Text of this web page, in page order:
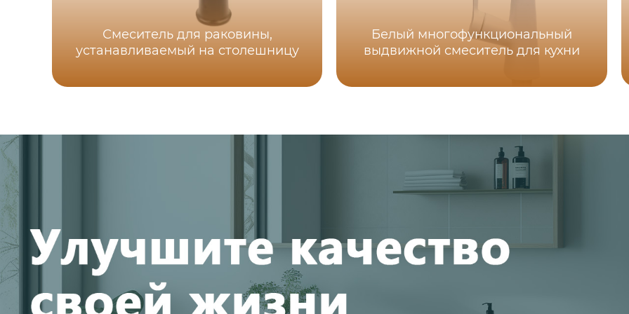
Смеситель для раковины,
устанавливаемый на столешницу
Белый многофункциональный
выдвижной смеситель для кухни